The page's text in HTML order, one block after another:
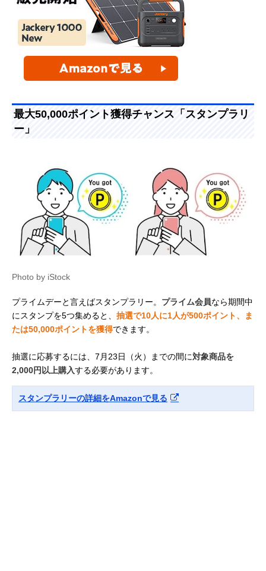
最大50,000ポイント獲得チャンス「スタンプラリ
ー」
Photo by iStock
プライムデーと言えばスタンプラリー。 プライム会員なら期間中
にスタンプを5つ集めると、 抽選で10人に1人が500ポイント、ま
たは50,000ポイントを獲得できます。
抽選に応募するには、7月23日（火）までの間に対象商品を
2,000円以上購入する必要があります。
スタンプラリーの詳細をAmazonで見る